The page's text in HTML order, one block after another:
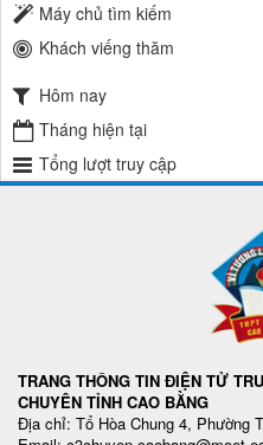
Máy chủ tìm kiếm
Khách viếng thăm
Hôm nay
Tháng hiện tại
Tổng lượt truy cập
TRANG THÔNG TIN ĐIỆN TỬ
CHUYÊN TỈNH CAO BẰNG
Địa chỉ: Tổ Hòa Chung 4, Phường